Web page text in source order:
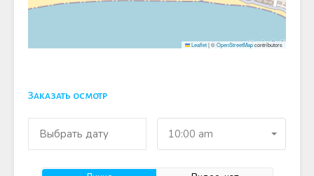
Leaflet|©OpenStreetMapcontributors
Заказать осмотр
10:00 am